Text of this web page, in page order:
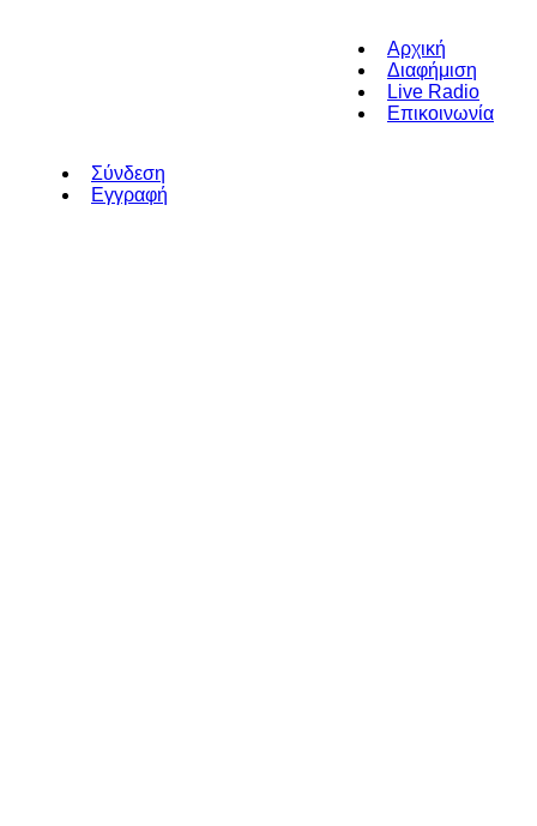
Αρχική
Διαφήμιση
Live Radio
Επικοινωνία
Σύνδεση
Εγγραφή